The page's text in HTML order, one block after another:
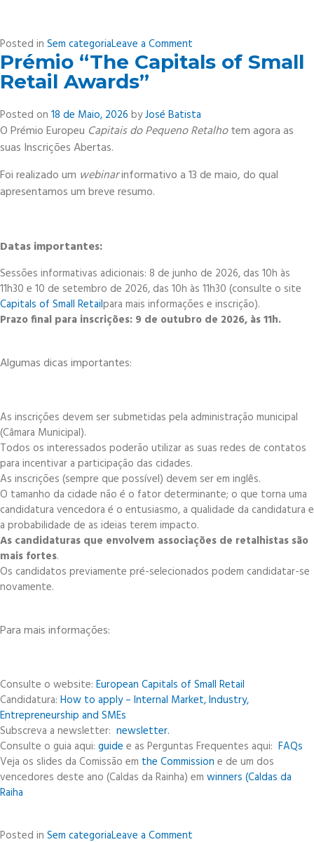
Posted in Sem categoriaLeave a Comment
Atrasos
de
Prémio “The Capitals of Small
Retail Awards”
Posted on 18 de Maio, 2026 byJosé Batista
O Prémio Europeu Capitais do Pequeno Retalhotem agora as
suas Inscrições Abertas.
Foi realizado um webinarinformativo a 13 de maio, do qual
apresentamos um breve resumo.
Datas importantes:
Sessões informativas adicionais: 8 de junho de 2026, das 10h às
11h30 e 10 de setembro de 2026, das 10h às 11h30 (consulte o site
Capitals of Small Retailpara mais informações e inscrição).
Prazo final para inscrições: 9 de outubro de 2026, às 11h.
Algumas dicas importantes:
As inscrições devem ser submetidas pela administração municipal
(Câmara Municipal).
Todos os interessados poderão utilizar as suas redes de contatos
para incentivar a participação das cidades.
As inscrições (sempre que possível) devem ser em inglês.
O tamanho da cidade não é o fator determinante; o que torna uma
candidatura vencedora é o entusiasmo, a qualidade da candidatura e
a probabilidade de as ideias terem impacto.
As candidaturas que envolvem associações de retalhistas são
mais fortes.
Os candidatos previamente pré-selecionados podem candidatar-se
novamente.
Para mais informações:
Consulte o website: European Capitals of Small Retail
Candidatura: How to apply – Internal Market, Industry,
Entrepreneurship and SMEs
Subscreva a newsletter: newsletter.
Consulte o guia aqui: guide e as Perguntas Frequentes aqui: FAQs
Veja os slides da Comissão em the Commission e de um dos
vencedores deste ano (Caldas da Rainha) em winners (Caldas da
Raiha
Posted in Sem categoriaLeave a Comment